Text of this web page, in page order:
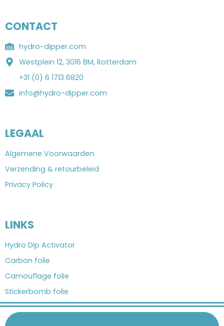
CONTACT
hydro-dipper.com
Westplein 12, 3016 BM, Rotterdam
+31 (0) 6 1713 6820
info@hydro-dipper.com
LEGAAL
Algemene Voorwaarden
Verzending & retourbeleid
Privacy Policy
LINKS
Hydro Dip Activator
Carbon folie
Camouflage folie
Stickerbomb folie